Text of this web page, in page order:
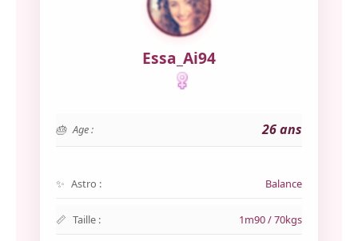
Essa_Ai94
Age : 26 ans
Astro : Balance
Taille : 1m90 / 70kgs